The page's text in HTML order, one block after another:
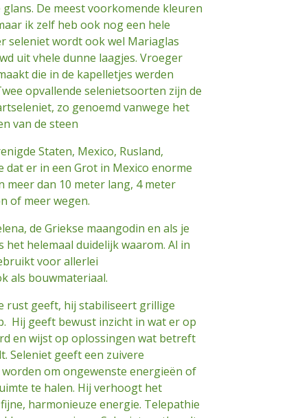
De meest voorkomende kleuren
ik zelf heb ook nog een hele
seleniet wordt ook wel Mariaglas
uit vhele dunne laagjes. Vroeger
die in de kapelletjes werden
opvallende selenietsoorten zijn de
zo genoemd vanwege het
van de steen
Staten, Mexico, Rusland,
dat er in een Grot in Mexico enorme
meer dan 10 meter lang, 4 meter
of meer wegen.
de Griekse maangodin en als je
het helemaal duidelijk waarom. Al in
voor allerlei
als bouwmateriaal.
rust geeft, hij stabiliseert grillige
Hij geeft bewust inzicht in wat er op
en wijst op oplossingen wat betreft
Seleniet geeft een zuivere
om ongewenste energieën of
te halen. Hij verhoogt het
harmonieuze energie. Telepathie